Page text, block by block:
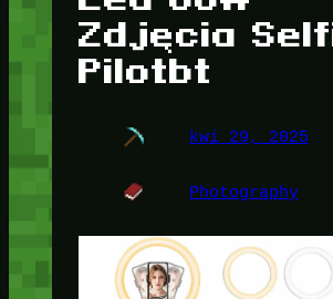
Zdjęcia
Pilotbt
kwi 29, 2025
Photography